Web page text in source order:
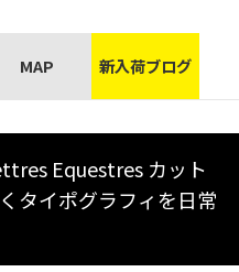
MAP 新入荷ブログ
Equestres カット
タイポグラフィを日常